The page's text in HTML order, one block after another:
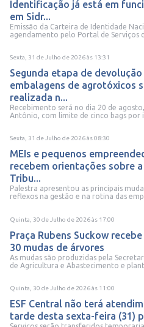
Identificação já está em
em Sidr...
Emissão da Carteira de Identidade
agendamento pelo Portal de Serviços
Sexta, 31 de Julho de 2026às 13:31
Segunda etapa de
embalagens de agrotóxicos
realizada n...
Recebimento será no dia 20 de
Antônio, com limite de cinco bags por
Sexta, 31 de Julho de 2026às08:30
MEIs e pequenos
recebem orientações sobre
Tribu...
Palestra apresentou as principais
reflexos na gestão e na rotina das
Quinta, 30 de Julho de 2026às 17:00
Praça Rubens Suckow
30 mudas de árvores
As mudas são produzidas pela
de Agricultura e Abastecimento e
Quinta, 30 de Julho de 2026às 11:00
ESF Central não terá
tarde desta sexta-feira (31)